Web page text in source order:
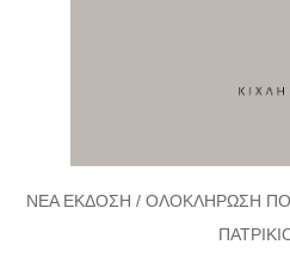
ΝΕΑ ΕΚΔΟΣΗ / ΟΛΟΚΛΗΡΩΣΗ